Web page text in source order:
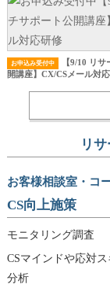
お申込み受付中
【9/10 リ
開講座】CX/CSメール対
リ
お客様相談室・コ
CS向上施策
モニタリング調査
CSマインドや応対
分析